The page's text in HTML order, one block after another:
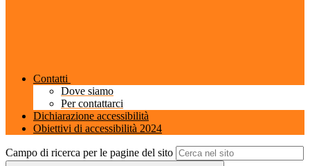
Contatti
Dove siamo
Per contattarci
Dichiarazione accessibilità
Obiettivi di accessibilità 2024
Campo di ricerca per le pagine del sito